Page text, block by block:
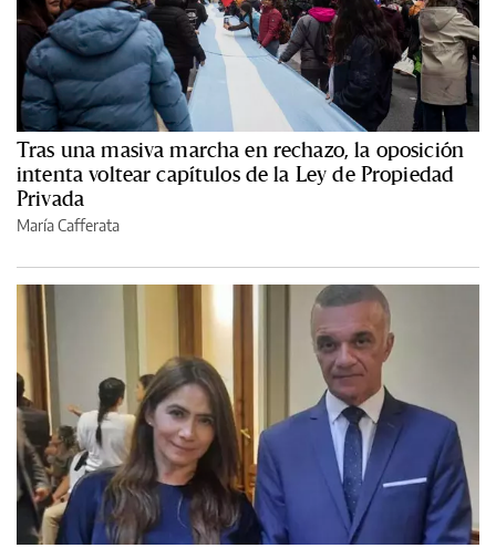
Tras una masiva marcha en rechazo, la oposición
intenta voltear capítulos de la Ley de Propiedad
Privada
María Cafferata